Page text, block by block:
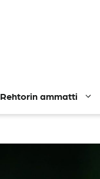
Rehtorin ammatti